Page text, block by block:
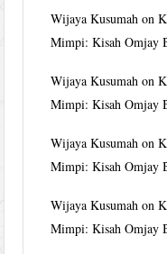
Wijaya Kusumah on
Mimpi: Kisah Omjay
Wijaya Kusumah on
Mimpi: Kisah Omjay
Wijaya Kusumah on
Mimpi: Kisah Omjay
Wijaya Kusumah on
Mimpi: Kisah Omjay